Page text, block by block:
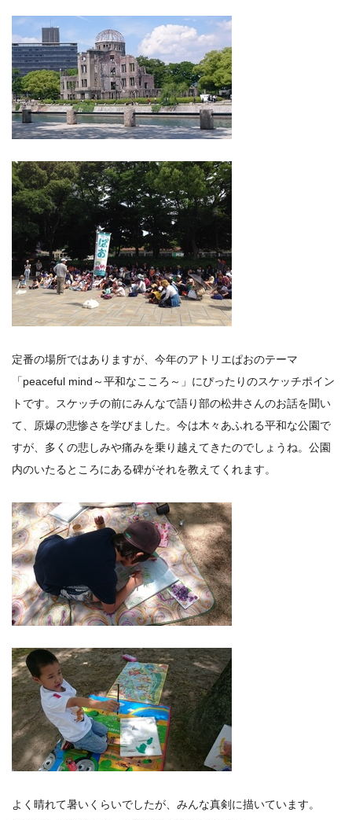
定番の場所ではありますが、今年のアトリエぱおのテーマ
「peaceful mind～平和なこころ～」にぴったりのスケッチポイン
トです。スケッチの前にみんなで語り部の松井さんのお話を聞い
て、原爆の悲惨さを学びました。今は木々あふれる平和な公園で
すが、多くの悲しみや痛みを乗り越えてきたのでしょうね。公園
内のいたるところにある碑がそれを教えてくれます。
よく晴れて暑いくらいでしたが、みんな真剣に描いています。